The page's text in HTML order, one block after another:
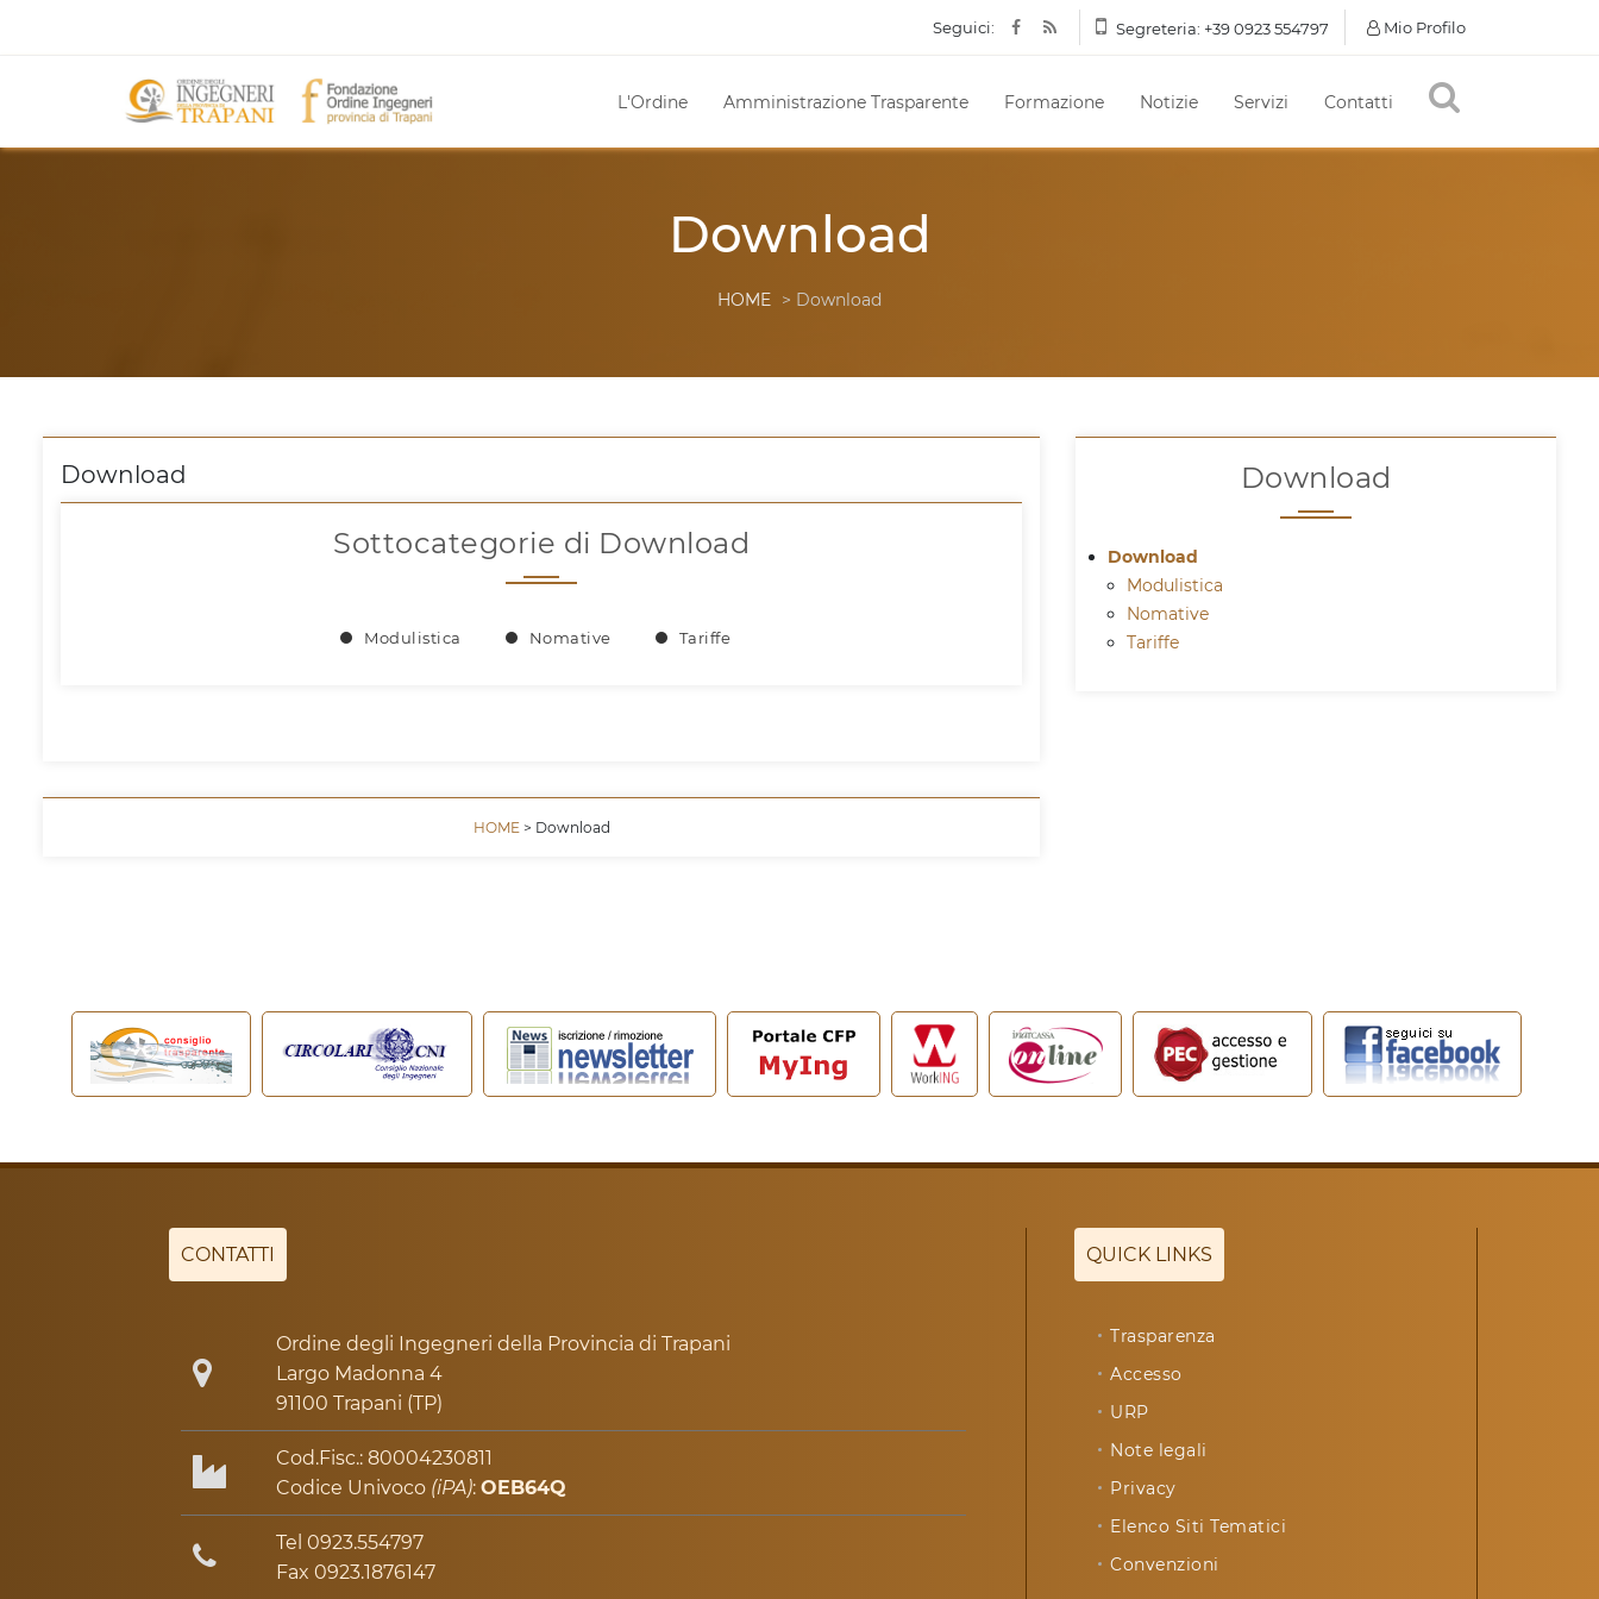
Seguici: Segreteria: +39 0923 554797 Mio Profilo
L'Ordine Amministrazione Trasparente Formazione Notizie Servizi Contatti
Download
HOME > Download
Download
Sottocategorie di Download
Modulistica Nomative Tariffe
HOME> Download
Download
Download
Modulistica
Nomative
Tariffe
CONTATTI
Ordine degli Ingegneri della Provincia di Trapani
Largo Madonna 4
91100 Trapani (TP)
Cod.Fisc.: 80004230811
Codice Univoco (iPA): OEB64Q
Tel 0923.554797
Fax 0923.1876147
QUICK LINKS
Trasparenza
Accesso
URP
Note legali
Privacy
Elenco Siti Tematici
Convenzioni